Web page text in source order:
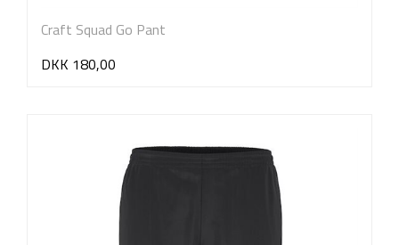
Craft Squad Go Pant
DKK 180,00